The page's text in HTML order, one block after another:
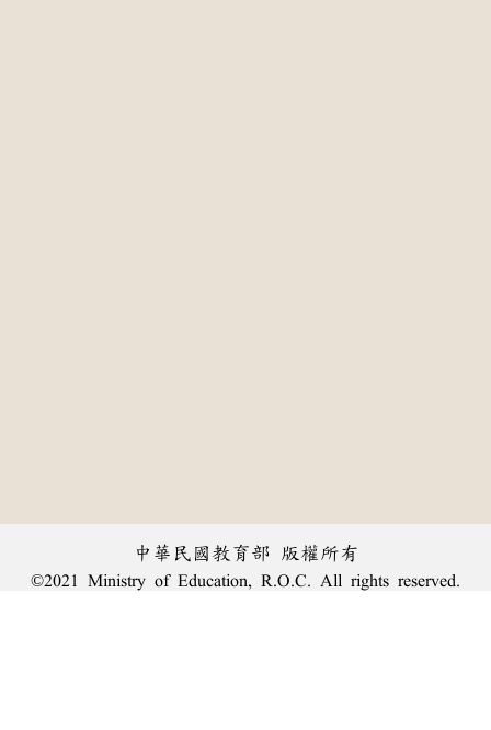
中華民國教育部 版權所有
©2021 Ministry of Education, R.O.C. All rights reserved.